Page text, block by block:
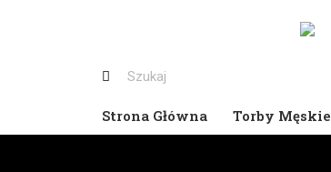
Strona Główna
Torby Męskie